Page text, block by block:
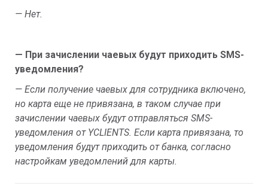
— Нет.
— При зачислении чаевых будут приходить SMS-
уведомления?
— Если получение чаевых для сотрудника включено,
но карта еще не привязана, в таком случае при
зачислении чаевых будут отправляться SMS-
уведомления от YCLIENTS. Если карта привязана, то
уведомления будут приходить от банка, согласно
настройкам уведомлений для карты.